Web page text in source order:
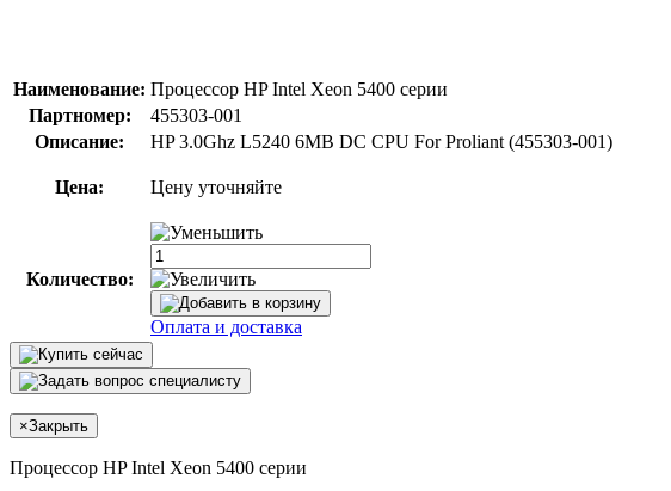
Наименование: Процессор HP Intel Xeon 5400 серии
Партномер:
455303-001
Описание:
HP 3.0Ghz L5240 6MB DC CPU For Proliant (455303-001)
Цена: Цену уточняйте
Количество:
Оплата и доставка
×Закрыть
Процессор HP Intel Xeon 5400 серии